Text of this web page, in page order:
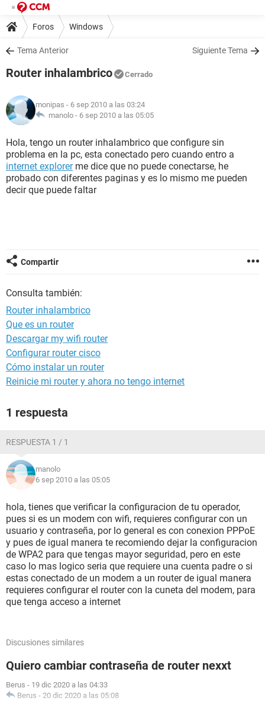
Foros Windows
Tema Anterior Siguiente Tema
Router inhalambrico Cerrado
monipas - 6 sep 2010 a las 03:24
manolo - 6 sep 2010 a las 05:05
Hola, tengo un router inhalambrico que configure sin
problema en la pc, esta conectado pero cuando entro a
internet explorerme dice que no puede conectarse, he
probado con diferentes paginas y es lo mismo me pueden
decir que puede faltar
Compartir
Consulta también:
Router inhalambrico
Que es un router
Descargar my wifi router
Configurar router cisco
Cómo instalar un router
Reinicie mi router y ahora no tengo internet
1 respuesta
RESPUESTA 1 / 1
manolo
6 sep 2010 a las 05:05
hola, tienes que verificar la configuracion de tu operador,
pues si es un modem con wifi, requieres configurar con un
usuario y contraseña, por lo general es con conexion PPPoE
y pues de igual manera te recomiendo dejar la configuracion
de WPA2 para que tengas mayor seguridad, pero en este
caso lo mas logico seria que requiere una cuenta padre o si
estas conectado de un modem a un router de igual manera
requieres configurar el router con la cuneta del modem, para
que tenga acceso a internet
Discusiones similares
Quiero cambiar contraseña de router nexxt
Berus - 19 dic 2020 a las 04:33
Berus - 20 dic 2020 a las 05:08